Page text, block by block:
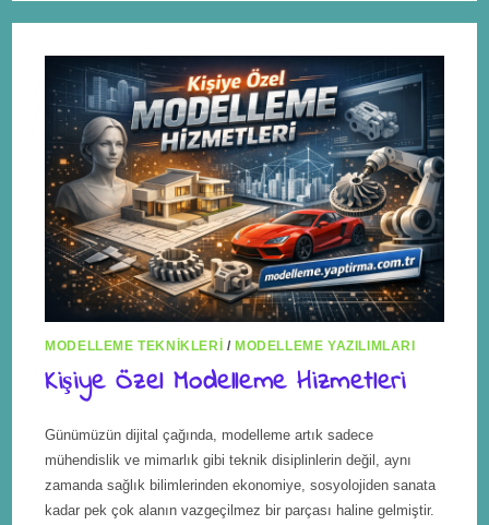
MODELLEME TEKNIKLERI /MODELLEME YAZILIMLARI
Kişiye Özel Modelleme Hizmetleri
Günümüzün dijital çağında, modelleme artık sadece
mühendislik ve mimarlık gibi teknik disiplinlerin değil, aynı
zamanda sağlık bilimlerinden ekonomiye, sosyolojiden sanata
kadar pek çok alanın vazgeçilmez bir parçası haline gelmiştir.